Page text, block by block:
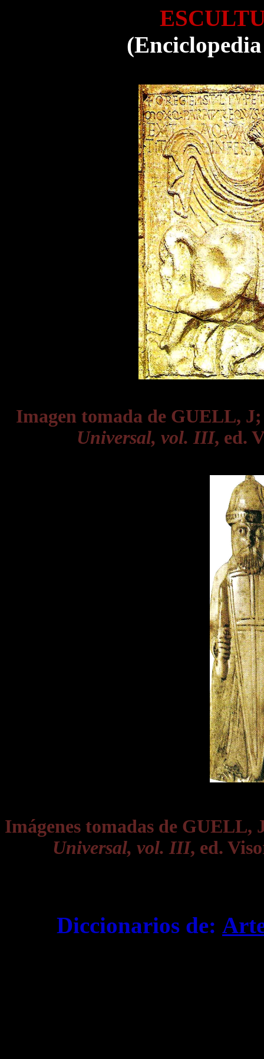
Imagen tomada de GUELL,
Universal, vol. III, ed.
Imágenes tomadas de
Universal, vol. III, ed.
Diccionarios de: